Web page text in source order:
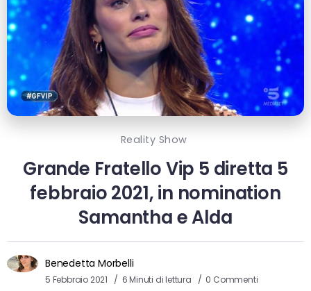
Reality Show
Grande Fratello Vip 5 diretta 5
febbraio 2021, in nomination
Samantha e Alda
Benedetta Morbelli
5 Febbraio 2021 6 Minuti di lettura 0 Commenti